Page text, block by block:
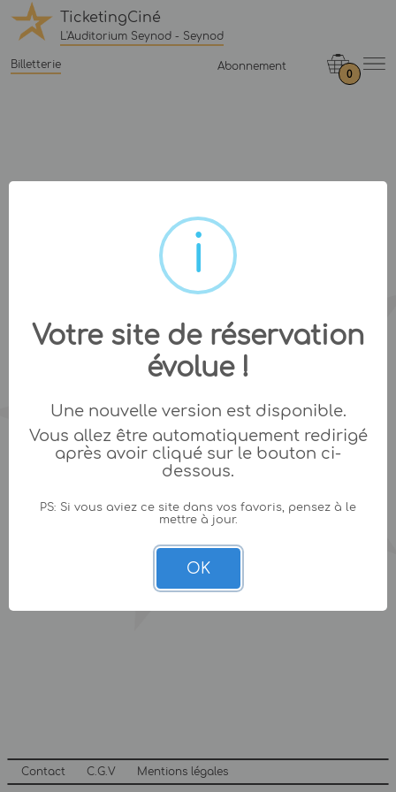
TicketingCiné
L'Auditorium Seynod - Seynod
Billetterie Abonnement
0
Contact C.G.V Mentions légales
Votre site de réservation
évolue !
Une nouvelle version est disponible.
Vous allez être automatiquement redirigé
après avoir cliqué sur le bouton ci-
dessous.
PS: Si vous aviez ce site dans vos favoris, pensez à le
mettre à jour.
OK